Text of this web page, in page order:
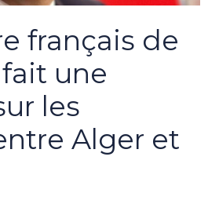
français de
une
les
Alger et